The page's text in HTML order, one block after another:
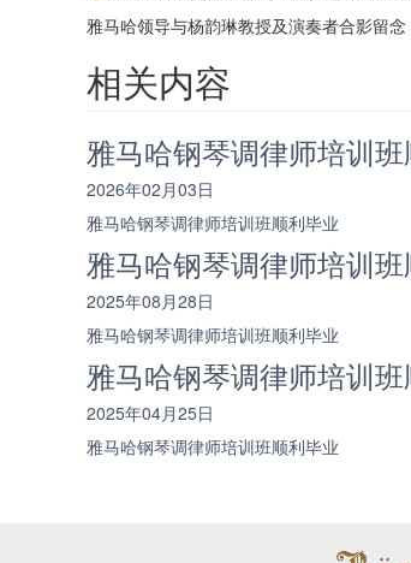
雅马哈领导与杨韵琳教授及演奏者合影留念
相关内容
雅马哈钢琴调律师培训
2026年02月03日
雅马哈钢琴调律师培训班顺利毕业
雅马哈钢琴调律师培训
2025年08月28日
雅马哈钢琴调律师培训班顺利毕业
雅马哈钢琴调律师培训
2025年04月25日
雅马哈钢琴调律师培训班顺利毕业